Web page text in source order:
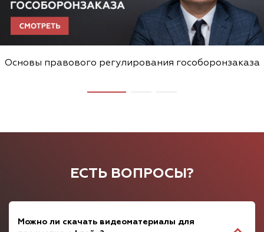
Основы правового регулирования гособоронзаказа
ЕСТЬ ВОПРОСЫ?
Можно ли скачать видеоматериалы для